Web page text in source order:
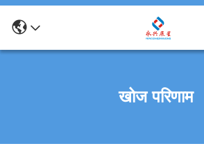
खोज परिणाम